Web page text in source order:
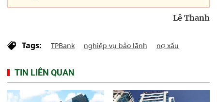
Lê Thanh
Tags: TPBank nghiệp vụ bảo lãnh nợ xấu
TIN LIÊN QUAN